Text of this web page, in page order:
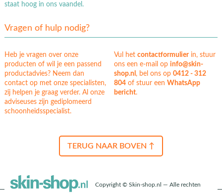
staat hoog in ons vaandel.
Vragen of hulp nodig?
Heb je vragen over onze
producten of wil je een passend
productadvies? Neem dan
contact op met onze specialisten,
zij helpen je graag verder. Al onze
adviseuses zijn gediplomeerd
schoonheidsspecialist.
Vul hetcontactformulierin, stuur
ons een e-mail op info@skin-
shop.nl, bel ons op0412 - 312
804 of stuur eenWhatsApp
bericht.
TERUG NAAR BOVEN ↑
Copyright © Skin-shop.nl — Alle rechten